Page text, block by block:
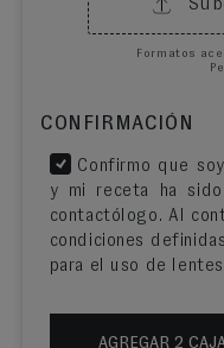
Formatos
CONFIRMACIÓN
Confirmo que
y mi receta ha
contactólogo. Al
condiciones
para el uso de
AGREGAR 2